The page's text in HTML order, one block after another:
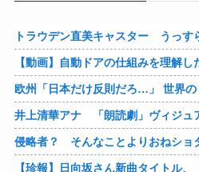
【動画】自動ドアの仕組みを理解し
侵略者？ そんなことよりおねシ